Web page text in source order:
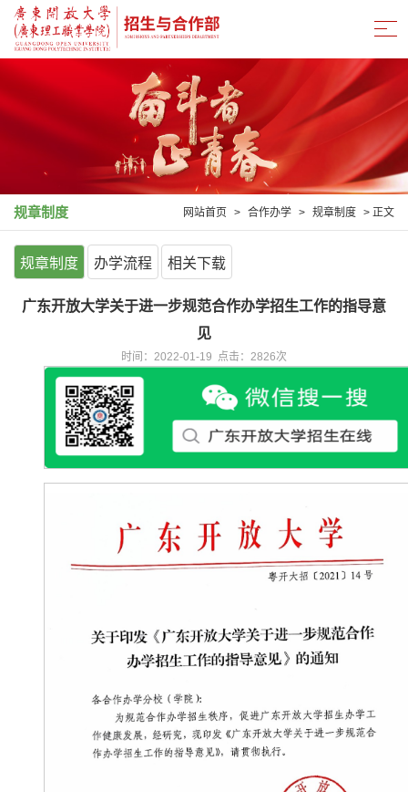
规章制度 网站首页 > 合作办学 > 规章制度 > 正文
规章制度 办学流程 相关下载
广东开放大学关于进一步规范合作办学招生工作的指导意
见
时间：2022-01-19 点击： 2826次